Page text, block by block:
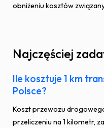
obniżeniu kosztów
Najczęściej
Ile kosztuje 1 km
Polsce?
Koszt przewozu
przeliczeniu na 1 kilometr,